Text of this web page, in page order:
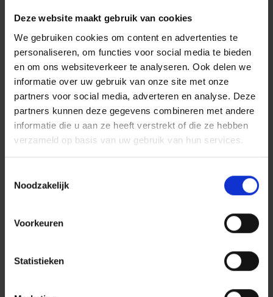
Deze website maakt gebruik van cookies
We gebruiken cookies om content en advertenties te
personaliseren, om functies voor social media te bieden
en om ons websiteverkeer te analyseren. Ook delen we
informatie over uw gebruik van onze site met onze
partners voor social media, adverteren en analyse. Deze
partners kunnen deze gegevens combineren met andere
informatie die u aan ze heeft verstrekt of die ze hebben
verzameld op basis van uw gebruik van hun services.
Noodzakelijk
Voorkeuren
Statistieken
Contact opnemen
Bij ACT leer je het gevecht te stoppen tegen
ongewenste gedachten, gevoelens en sensaties en je
te richten op wat waardevol is in je leven en te
investeren in de dingen die er echt toe doen. ACT is
angstklachten, spanningsklachten, overbelasting en bij
chronische pijn of andere lichamelijke klachten.